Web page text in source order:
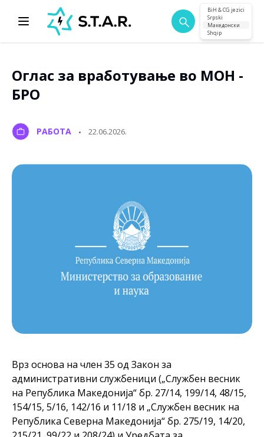
BiH & CG jezici
Srpski
Македонски
Shqip
Оглас за вработување во МОН -
БРО
РАБОТА 22.06.2026.
Врз основа на член 35 од Закон за
административни службеници („Службен весник
на Република Македонија“ бр. 27/14, 199/14, 48/15,
154/15, 5/16, 142/16 и 11/18 и „Службен весник на
Република Северна Македонија“ бр. 275/19, 14/20,